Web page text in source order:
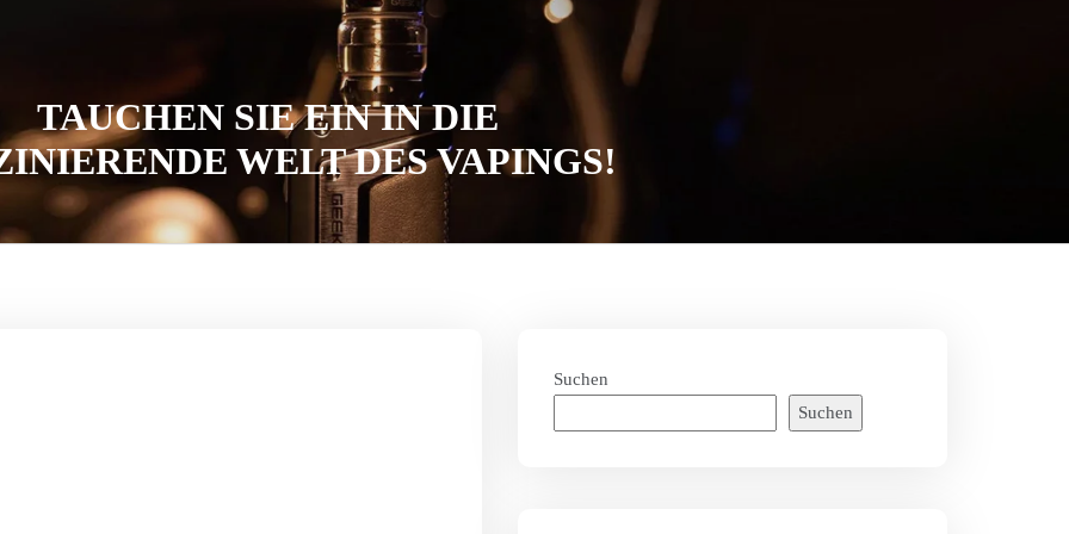
TAUCHEN SIE EIN IN DIE
WELT DES VAPINGS!
Suchen
Suchen